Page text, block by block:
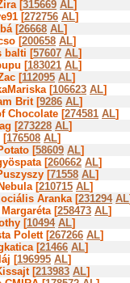
[315669 AL]
[272756 AL]
[26668 AL]
[200658 AL]
balti [57607 AL]
[183021 AL]
[112095 AL]
[106623 AL]
Brit [9286 AL]
Chocolate [274581 AL]
[273228 AL]
[176508 AL]
[58609 AL]
[260662 AL]
[71558 AL]
[210715 AL]
Aranka [231294 AL
[258473 AL]
[10494 AL]
Polett [267266 AL]
[21466 AL]
[196995 AL]
[213983 AL]